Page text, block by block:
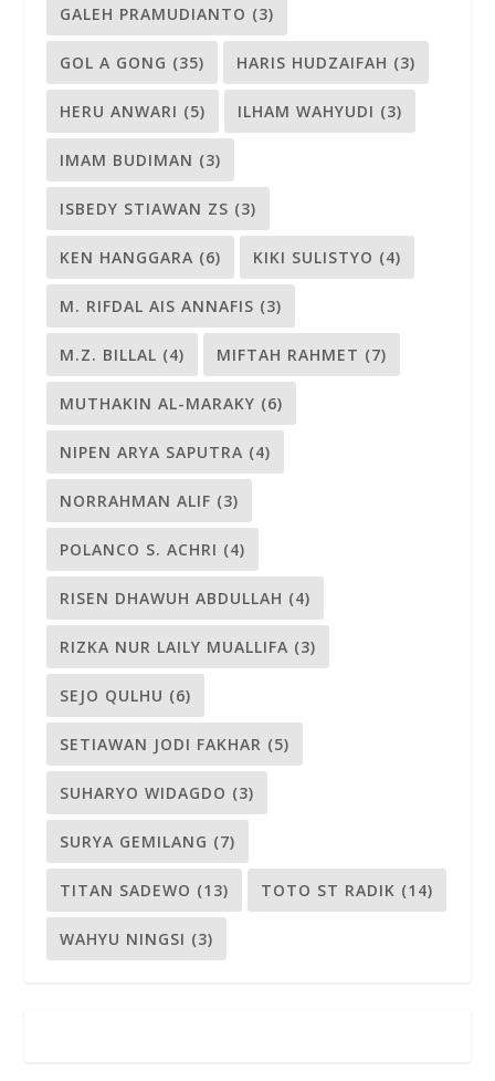
GALEH PRAMUDIANTO (3)
GOL A GONG (35) HARIS HUDZAIFAH (3)
HERU ANWARI (5) ILHAM WAHYUDI (3)
IMAM BUDIMAN (3)
ISBEDY STIAWAN ZS (3)
KEN HANGGARA (6) KIKI SULISTYO (4)
M. RIFDAL AIS ANNAFIS (3)
M.Z. BILLAL (4) MIFTAH RAHMET (7)
MUTHAKIN AL-MARAKY (6)
NIPEN ARYA SAPUTRA (4)
NORRAHMAN ALIF (3)
POLANCO S. ACHRI (4)
RISEN DHAWUH ABDULLAH (4)
RIZKA NUR LAILY MUALLIFA (3)
SEJO QULHU (6)
SETIAWAN JODI FAKHAR (5)
SUHARYO WIDAGDO (3)
SURYA GEMILANG (7)
TITAN SADEWO (13) TOTO ST RADIK (14)
WAHYU NINGSI (3)